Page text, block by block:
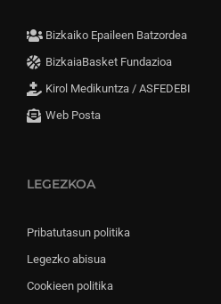
Bizkaiko Epaileen Batzordea
BizkaiaBasket Fundazioa
Kirol Medikuntza / ASFEDEBI
Web Posta
LEGEZKOA
Pribatutasun politika
Legezko abisua
Cookieen politika